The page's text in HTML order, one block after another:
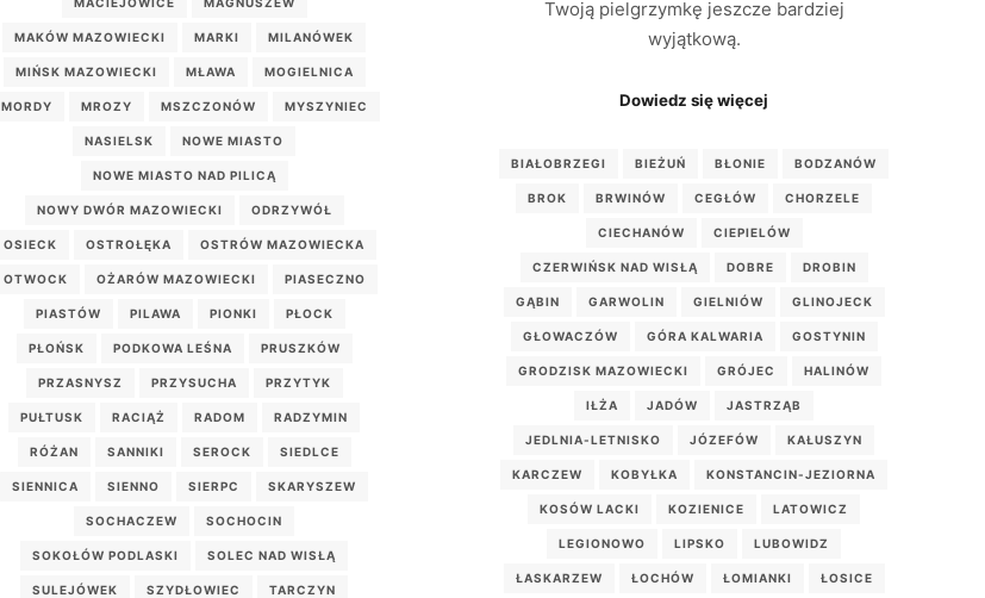
MAKÓW MAZOWIECKI MARKI MILANÓWEK
MIŃSK MAZOWIECKI MŁAWA MOGIELNICA
MORDY MROZY MSZCZONÓW MYSZYNIEC
NASIELSK NOWE MIASTO
NOWE MIASTO NAD PILICĄ
NOWY DWÓR MAZOWIECKI ODRZYWÓŁ
OSIECK OSTROŁĘKA OSTRÓW MAZOWIECKA
OTWOCK OŻARÓW MAZOWIECKI PIASECZNO
PIASTÓW PILAWA PIONKI PŁOCK
PŁOŃSK PODKOWA LEŚNA PRUSZKÓW
PRZASNYSZ PRZYSUCHA PRZYTYK
PUŁTUSK RACIĄŻ RADOM RADZYMIN
RÓŻAN SANNIKI SEROCK SIEDLCE
SIENNICA SIENNO SIERPC SKARYSZEW
SOCHACZEW SOCHOCIN
SOKOŁÓW PODLASKI SOLEC NAD WISŁĄ
SULEJÓWEK SZYDŁOWIEC TARCZYN
Twoją pielgrzymkę jeszcze bardziej
wyjątkową.
Dowiedz się więcej
BIAŁOBRZEGI BIEŻUŃ BŁONIE BODZANÓW
BROK BRWINÓW CEGŁÓW CHORZELE
CIECHANÓW CIEPIELÓW
CZERWIŃSK NAD WISŁĄ DOBRE DROBIN
GĄBIN GARWOLIN GIELNIÓW GLINOJECK
GŁOWACZÓW GÓRA KALWARIA GOSTYNIN
GRODZISK MAZOWIECKI GRÓJEC HALINÓW
IŁŻA JADÓW JASTRZĄB
JEDLNIA-LETNISKO JÓZEFÓW KAŁUSZYN
KARCZEW KOBYŁKA KONSTANCIN-JEZIORNA
KOSÓW LACKI KOZIENICE LATOWICZ
LEGIONOWO LIPSKO LUBOWIDZ
ŁASKARZEW ŁOCHÓW ŁOMIANKI ŁOSICE